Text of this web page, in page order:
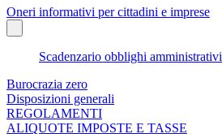
Oneri informativi per cittadini e imprese
Scadenzario obblighi amministrativi
Burocrazia zero
Disposizioni generali
REGOLAMENTI
ALIQUOTE IMPOSTE E TASSE